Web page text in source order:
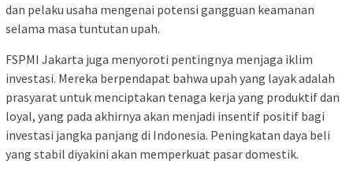
dan pelaku usaha mengenai potensi gangguan keamanan
selama masa tuntutan upah.
FSPMI Jakarta juga menyoroti pentingnya menjaga iklim
investasi. Mereka berpendapat bahwa upah yang layak adalah
prasyarat untuk menciptakan tenaga kerja yang produktif dan
loyal, yang pada akhirnya akan menjadi insentif positif bagi
investasi jangka panjang di Indonesia. Peningkatan daya beli
yang stabil diyakini akan memperkuat pasar domestik.